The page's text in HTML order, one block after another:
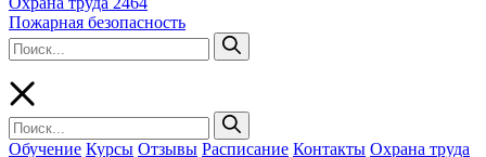
Пожарная безопасность
Обучение Курсы Отзывы Расписание Контакты Охрана труда